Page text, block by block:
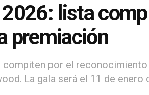
2026: lista
premiación
compiten por el
La gala será el 11 de enero